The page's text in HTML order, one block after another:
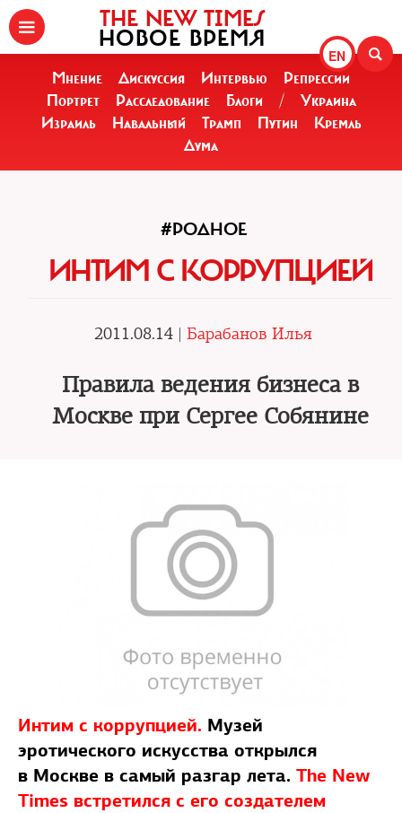
EN
THE NEW TIMES
НОВОЕ ВРЕМЯ
Мнение Дискуссия Интервью
Репрессии
Портрет
Расследование Блоги /
Украина
Израиль
Навальный Трамп Путин
Кремль
Дума
#РОДНОЕ
ИНТИМ С КОРРУПЦИЕЙ
2011.08.14 | Барабанов Илья
Правила ведения бизнеса в
Москве при Сергее Собянине
Интим с коррупцией. Музей
эротического искусства открылся
в Москве в самый разгар лета. The New
Times встретился с его создателем